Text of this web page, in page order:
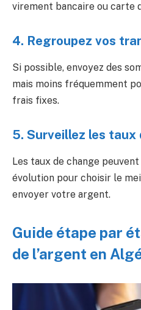
virement bancaire ou carte
4. Regroupez vos
Si possible, envoyez des
mais moins fréquemment
frais fixes.
5. Surveillez les taux
Les taux de change
évolution pour choisir le
envoyer votre argent.
Guide étape par
de l’argent en